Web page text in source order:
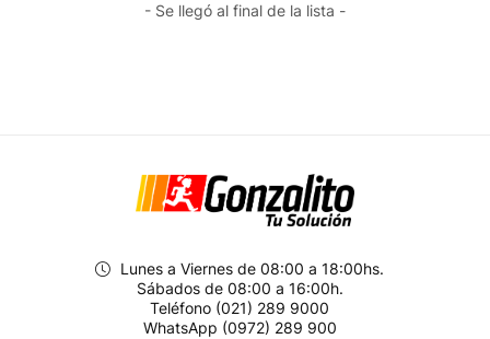
- Se llegó al final de la lista -
Lunes a Viernes de 08:00 a 18:00hs.
Sábados de 08:00 a 16:00h.
Teléfono (021) 289 9000
WhatsApp (0972) 289 900